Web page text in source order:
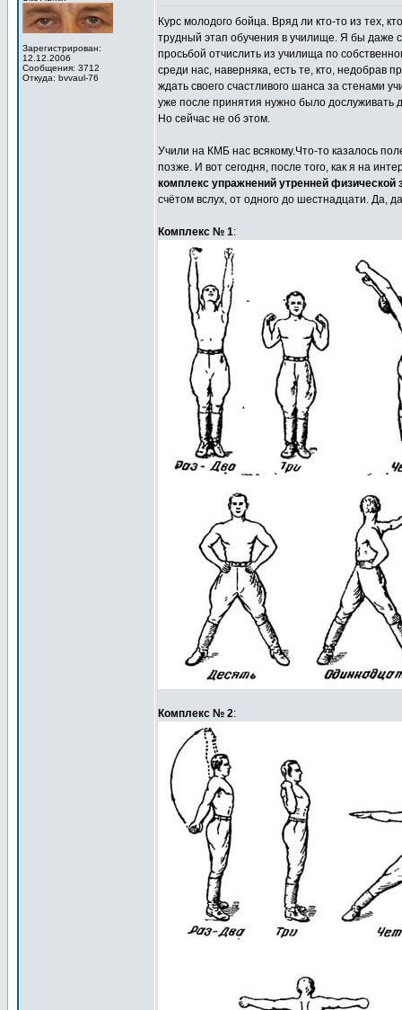
Зарегистрирован:
12.12.2006
Сообщения: 3712
Откуда: bvvaul-76
Курс молодого бойца. Вряд ли кто-то из тех,
трудный этап обучения в училище. Я бы даже
просьбой отчислить из училища по
среди нас, наверняка, есть те, кто, недобрав
ждать своего счастливого шанса за стенами
уже после принятия нужно было дослуживать
Но сейчас не об этом.
Учили на КМБ нас всякому.Что-то казалось
позже. И вот сегодня, после того, как я на
комплекс упражнений утренней физической
счётом вслух, от одного до шестнадцати. Да,
Комплекс № 1:
Комплекс № 2: